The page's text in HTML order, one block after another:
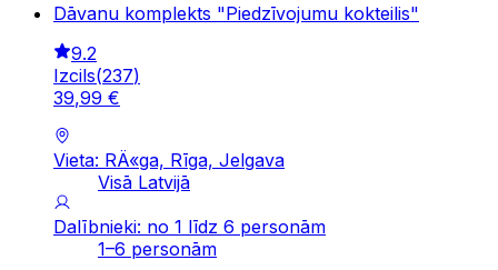
Dāvanu komplekts "Piedzīvojumu kokteilis"
9.2
Izcils(237)
39,99 €
Vieta: RÄ«ga, Rīga, Jelgava
Visā Latvijā
Dalībnieki: no 1 līdz 6 personām
1–6 personām